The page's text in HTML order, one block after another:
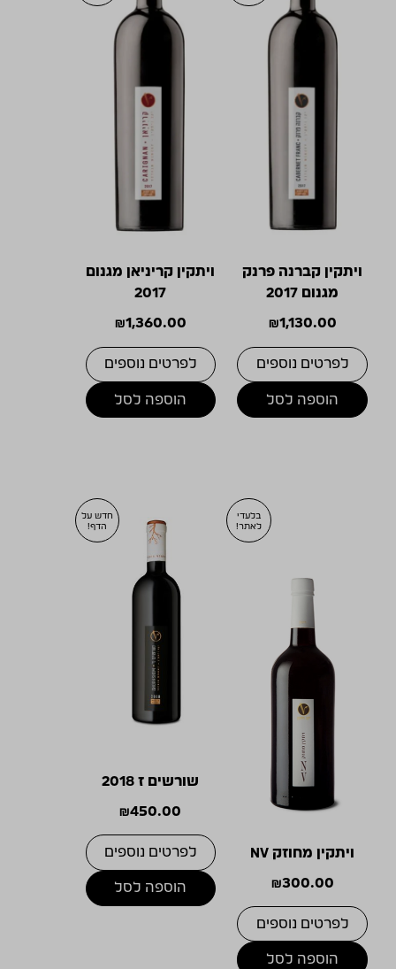
ויתקין קברנה פרנק
מגנום 2017
₪1,130.00
לפרטים נוספים
הוספה לסל
ויתקין קריניאן מגנום
2017
₪1,360.00
לפרטים נוספים
הוספה לסל
בלעדי
לאתר!
ויתקין מחוזק NV
₪300.00
לפרטים נוספים
הוספה לסל
חדש על
הדף!
שורשים ז 2018
₪450.00
לפרטים נוספים
הוספה לסל